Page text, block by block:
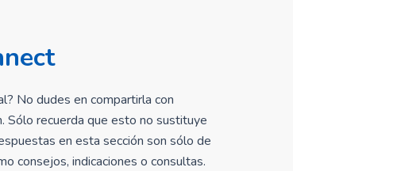
No dudes en compartirla con
Sólo recuerda que esto no sustituye
en esta sección son sólo de
consejos, indicaciones o consultas.